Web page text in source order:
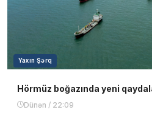
Yaxın Şərq
Hörmüz boğazında yeni
Dünən / 22:09